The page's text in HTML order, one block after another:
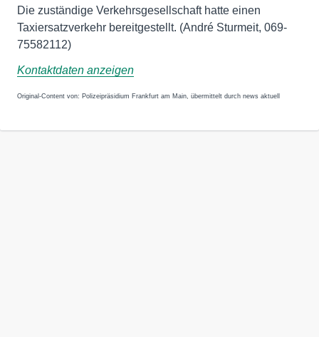
Die zuständige Verkehrsgesellschaft hatte einen
Taxiersatzverkehr bereitgestellt. (André Sturmeit, 069-
75582112)
Kontaktdaten anzeigen
Original-Content von: Polizeipräsidium Frankfurt am Main, übermittelt durch news aktuell